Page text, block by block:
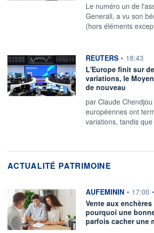
Le numéro un de
Generali, a vu son
(hors éléments
information fournie par
REUTERS • 18:43
L'Europe finit sur
variations, le
de nouveau
par Claude
européennes ont
variations, tandis
ACTUALITÉ PATRIMOINE
information fournie par
AUFEMININ • 17:00 •
Vente aux
pourquoi une
parfois cacher une